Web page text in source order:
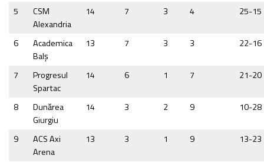
5
CSM
Alexandria
14 7 3 4 25-15
6
Academica
Balș
13 7 3 3 22-16
7
Progresul
Spartac
14 6 1 7 21-20
8
Dunărea
Giurgiu
14 3 2 9 10-28
9
ACS Axi
Arena
13 3 1 9 13-23